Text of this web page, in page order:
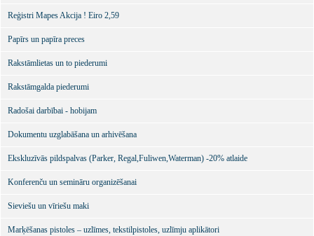
Reģistri Mapes Akcija ! Eiro 2,59
Papīrs un papīra preces
Rakstāmlietas un to piederumi
Rakstāmgalda piederumi
Radošai darbībai - hobijam
Dokumentu uzglabāšana un arhivēšana
Ekskluzīvās pildspalvas (Parker, Regal,Fuliwen,Waterman) -20% atlaide
Konferenču un semināru organizēšanai
Sieviešu un vīriešu maki
Marķēšanas pistoles – uzlīmes, tekstilpistoles, uzlīmju aplikātori